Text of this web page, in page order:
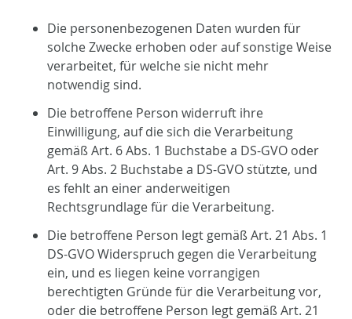
Die personenbezogenen Daten wurden für
solche Zwecke erhoben oder auf sonstige Weise
verarbeitet, für welche sie nicht mehr
notwendig sind.
Die betroffene Person widerruft ihre
Einwilligung, auf die sich die Verarbeitung
gemäß Art. 6 Abs. 1 Buchstabe a DS-GVO oder
Art. 9 Abs. 2 Buchstabe a DS-GVO stützte, und
es fehlt an einer anderweitigen
Rechtsgrundlage für die Verarbeitung.
Die betroffene Person legt gemäß Art. 21 Abs. 1
DS-GVO Widerspruch gegen die Verarbeitung
ein, und es liegen keine vorrangigen
berechtigten Gründe für die Verarbeitung vor,
oder die betroffene Person legt gemäß Art. 21